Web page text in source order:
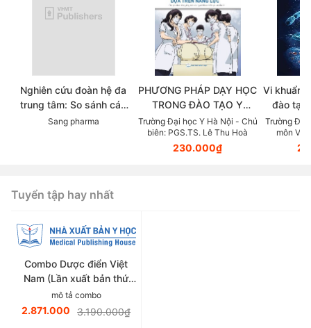
Nghiên cứu đoàn hệ đa
trung tâm: So sánh các
chẹn beta trong thực tế
Sang pharma
PHƯƠNG PHÁP DẠY HỌC
TRONG ĐÀO TẠO Y
KHOA DỰA TRÊN NĂNG
LỰC (Tài liệu dành cho
giảng viên các ngành
Trường Đại học Y Hà Nội - Chủ
biên: PGS.TS. Lê Thu Hoà
230.000₫
Vi khuẩn
đào tạo
viên
Trường Đại
môn Vi
Tuyển tập hay nhất
Combo Dược điển Việt
Nam (Lần xuất bản thứ
sáu)
mô tả combo
2.871.000 3.190.000₫